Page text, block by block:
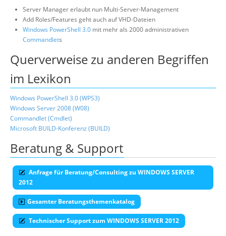
Server Manager erlaubt nun Multi-Server-Management
Add Roles/Features geht auch auf VHD-Dateien
Windows PowerShell 3.0 mit mehr als 2000 administrativen
Commandlets
Querverweise zu anderen Begriffen
im Lexikon
Windows PowerShell 3.0 (WPS3)
Windows Server 2008 (W08)
Commandlet (Cmdlet)
Microsoft BUILD-Konferenz (BUILD)
Beratung & Support
Anfrage für Beratung/Consulting zu WINDOWS SERVER
2012
Gesamter Beratungsthemenkatalog
Technischer Support zum WINDOWS SERVER 2012